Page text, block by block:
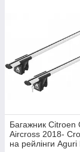
Багажник Citroen
Aircross 2018-
на рейлінги